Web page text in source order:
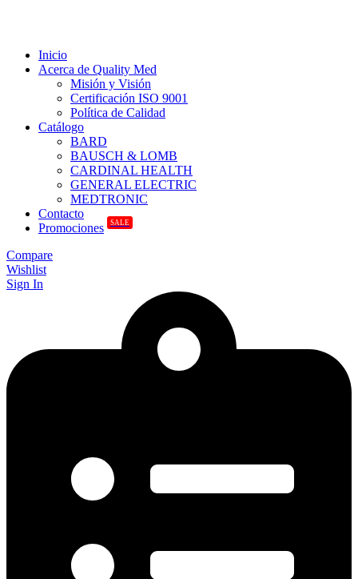
Inicio
Acerca de Quality Med
Misión y Visión
Certificación ISO 9001
Política de Calidad
Catálogo
BARD
BAUSCH & LOMB
CARDINAL HEALTH
GENERAL ELECTRIC
MEDTRONIC
Contacto
Promociones
SALE
Compare
Wishlist
Sign In